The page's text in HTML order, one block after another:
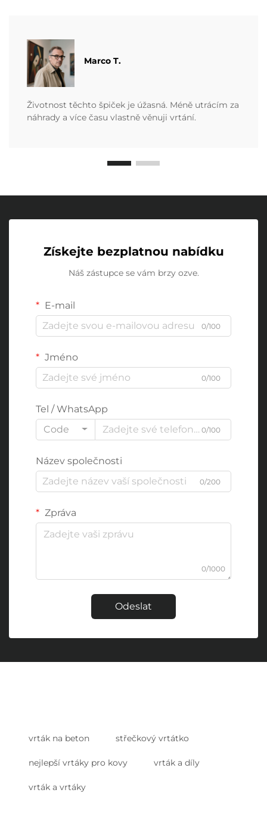
Marco T.
Životnost těchto špiček je úžasná. Méně utrácím za
náhrady a více času vlastně věnuji vrtání.
Získejte bezplatnou nabídku
Náš zástupce se vám brzy ozve.
E-mail
0/100
Jméno
0/100
Tel / WhatsApp
Code
0/100
Název společnosti
0/200
Zpráva
0/1000
Odeslat
vrták na beton střečkový vrtátko
nejlepší vrtáky pro kovy vrták a díly
vrták a vrtáky